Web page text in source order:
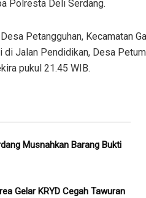
Polresta Deli Serdang.
Petangguhan, Kecamatan
Jalan Pendidikan, Desa
pukul 21.45 WIB.
Musnahkan Barang Bukti
Gelar KRYD Cegah Tawuran